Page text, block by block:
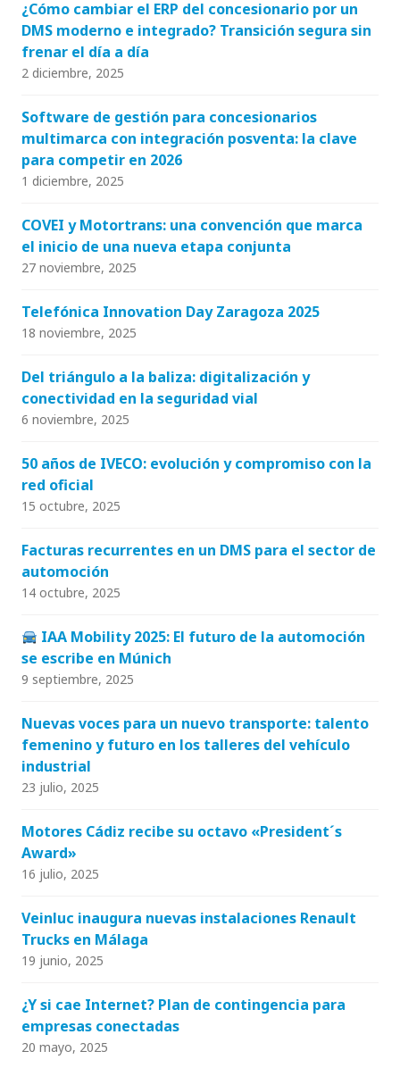
¿Cómo cambiar el ERP del concesionario por un
DMS moderno e integrado? Transición segura sin
frenar el día a día
2 diciembre, 2025
Software de gestión para concesionarios
multimarca con integración posventa: la clave
para competir en 2026
1 diciembre, 2025
COVEI y Motortrans: una convención que marca
el inicio de una nueva etapa conjunta
27 noviembre, 2025
Telefónica Innovation Day Zaragoza 2025
18 noviembre, 2025
Del triángulo a la baliza: digitalización y
conectividad en la seguridad vial
6 noviembre, 2025
50 años de IVECO: evolución y compromiso con la
red oficial
15 octubre, 2025
Facturas recurrentes en un DMS para el sector de
automoción
14 octubre, 2025
IAA Mobility 2025: El futuro de la automoción
se escribe en Múnich
9 septiembre, 2025
Nuevas voces para un nuevo transporte: talento
femenino y futuro en los talleres del vehículo
industrial
23 julio, 2025
Motores Cádiz recibe su octavo «President´s
Award»
16 julio, 2025
Veinluc inaugura nuevas instalaciones Renault
Trucks en Málaga
19 junio, 2025
¿Y si cae Internet? Plan de contingencia para
empresas conectadas
20 mayo, 2025